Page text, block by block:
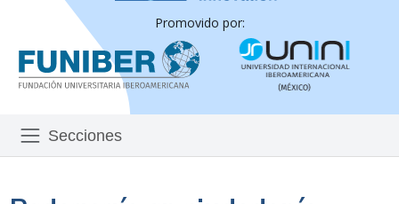
Promovido por:
Secciones